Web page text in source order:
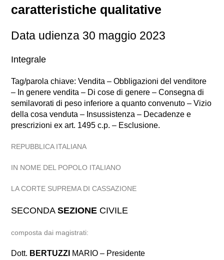
caratteristiche qualitative
Data udienza 30 maggio 2023
Integrale
Tag/parola chiave: Vendita – Obbligazioni del venditore
– In genere vendita – Di cose di genere – Consegna di
semilavorati di peso inferiore a quanto convenuto – Vizio
della cosa venduta – Insussistenza – Decadenze e
prescrizioni ex art. 1495 c.p. – Esclusione.
REPUBBLICA ITALIANA
IN NOME DEL POPOLO ITALIANO
LA CORTE SUPREMA DI CASSAZIONE
SECONDASEZIONE CIVILE
composta dai magistrati:
Dott. BERTUZZI MARIO – Presidente